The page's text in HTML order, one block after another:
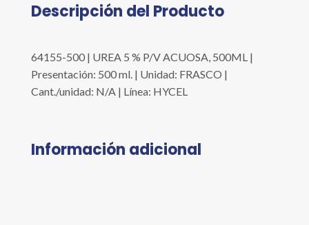
Descripción del Producto
64155-500 | UREA 5 % P/V ACUOSA, 500ML |
Presentación: 500 ml. | Unidad: FRASCO |
Cant./unidad: N/A | Línea: HYCEL
Información adicional